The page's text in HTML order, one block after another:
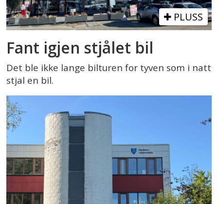
PLUSS
Fant igjen stjålet bil
Det ble ikke lange bilturen for tyven som i natt
stjal en bil.